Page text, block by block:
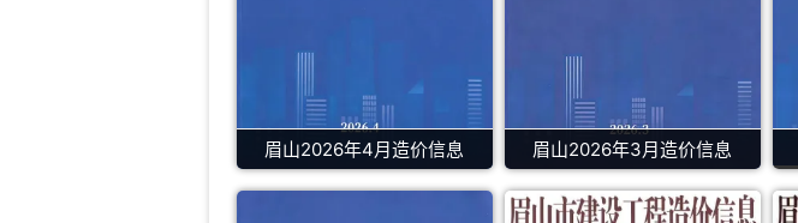
眉山2026年4月造价信息 眉山2026年3月造价信息